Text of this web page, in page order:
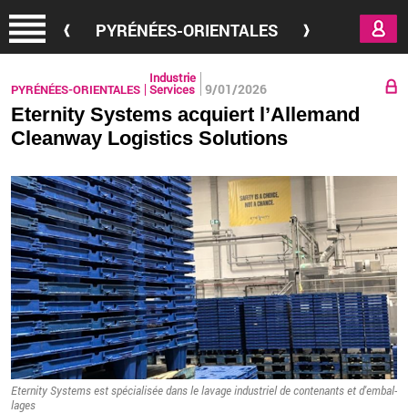
PYRÉNÉES-ORIENTALES
PYRÉNÉES-ORIENTALES
Industrie
Services 9/01/2026
Eternity Systems acquiert l’Allemand
Cleanway Logistics Solutions
Eter­nity Sys­tems est spé­cia­li­sée dans le la­vage in­dus­triel de conte­nants et d'em­bal­
lages